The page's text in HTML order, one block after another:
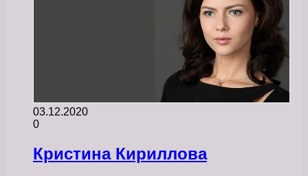
03.12.2020
0
Кристина Кириллова